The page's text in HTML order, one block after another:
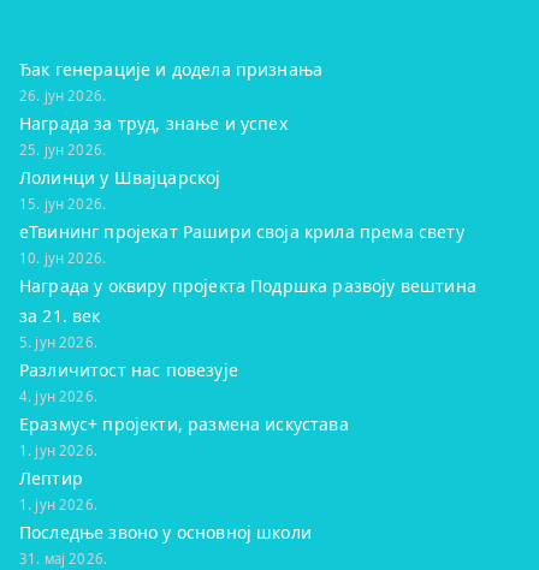
Ђак генерације и додела признања
26. јун 2026.
Награда за труд, знање и успех
25. јун 2026.
Лолинци у Швајцарској
15. јун 2026.
eТвининг пројекат Рашири своја крила према свету
10. јун 2026.
Награда у оквиру пројекта Подршка развоју вештина
за 21. век
5. јун 2026.
Различитост нас повезује
4. јун 2026.
Еразмус+ пројекти, размена искустава
1. јун 2026.
Лептир
1. јун 2026.
Последње звоно у основној школи
31. мај 2026.